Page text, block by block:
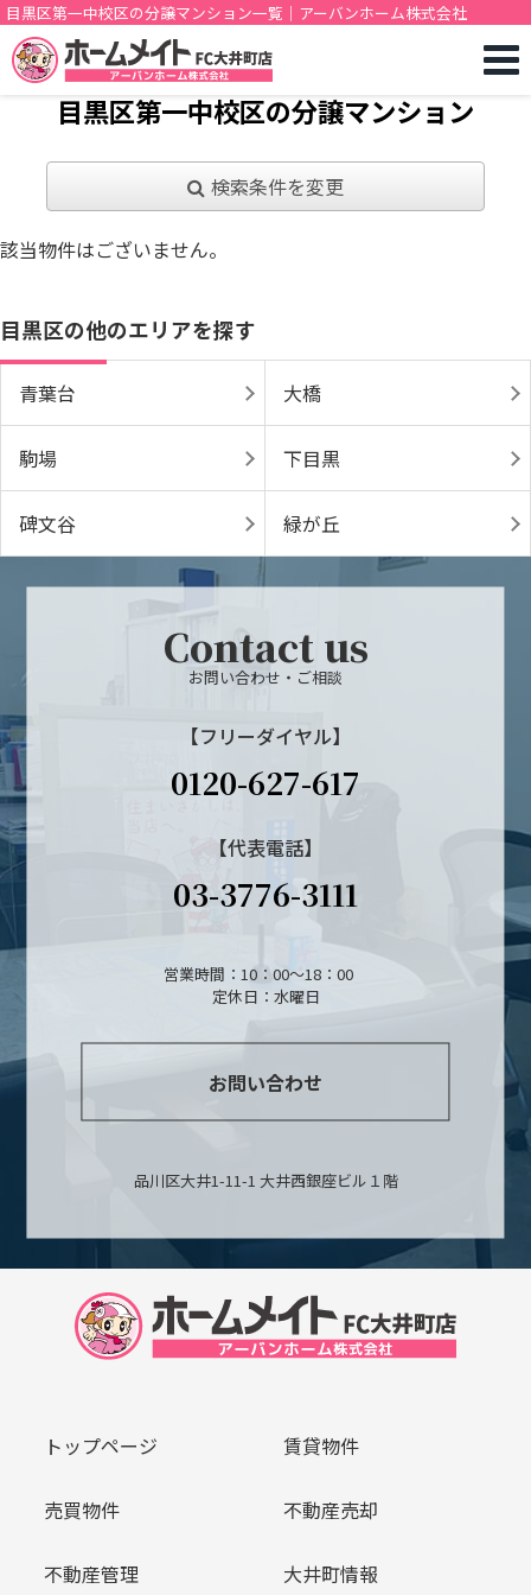
目黒区第一中校区の分譲マンション一覧｜アーバンホーム株式会社
目黒区第一中校区の分譲マンション
検索条件を変更
該当物件はございません。
目黒区の他のエリアを探す
青葉台 大橋
駒場 下目黒
碑文谷 緑が丘
Contact us
お問い合わせ・ご相談
【フリーダイヤル】
0120-627-617
【代表電話】
03-3776-3111
営業時間：10：00～18：00
定休日：水曜日
お問い合わせ
品川区大井1-11-1 大井西銀座ビル１階
トップページ 賃貸物件
売買物件 不動産売却
不動産管理 大井町情報